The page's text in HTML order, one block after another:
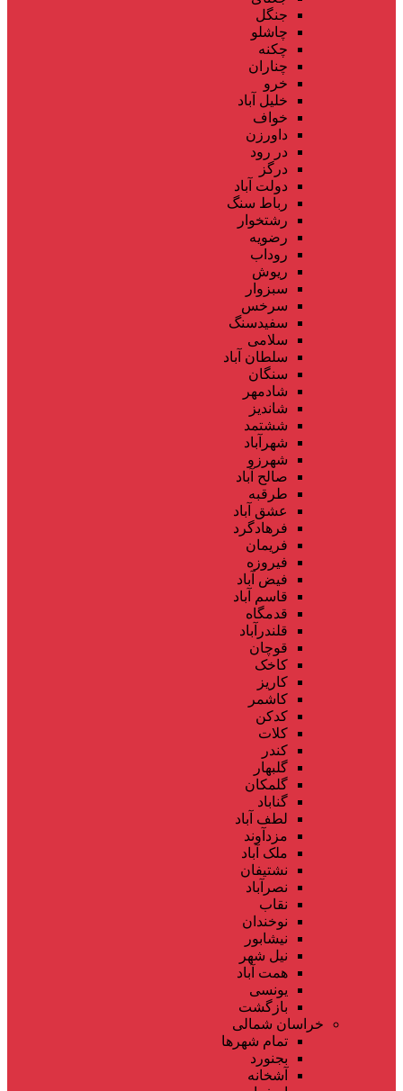
جنگل
چاشلو
چکنه
چناران
خرو
خلیل آباد
خواف
داورزن
در رود
درگز
دولت آباد
رباط سنگ
رشتخوار
رضویه
روداب
ریوش
سبزوار
سرخس
سفیدسنگ
سلامی
سلطان آباد
سنگان
شادمهر
شاندیز
ششتمد
شهرآباد
شهرزو
صالح آباد
طرقبه
عشق آباد
فرهادگرد
فریمان
فیروزه
فیض آباد
قاسم آباد
قدمگاه
قلندرآباد
قوچان
کاخک
کاریز
کاشمر
کدکن
کلات
کندر
گلبهار
گلمکان
گناباد
لطف آباد
مزدآوند
ملک آباد
نشتیفان
نصرآباد
نقاب
نوخندان
نیشابور
نیل شهر
همت آباد
یونسی
بازگشت
خراسان شمالی
تمام شهر‌ها
بجنورد
آشخانه